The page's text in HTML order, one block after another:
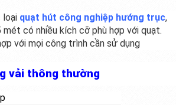
loại quạt hút công nghiệp hướng trục,
có nhiều kích cỡ phù hợp với quạt.
với mọi công trình cần sử dụng
vải thông thường